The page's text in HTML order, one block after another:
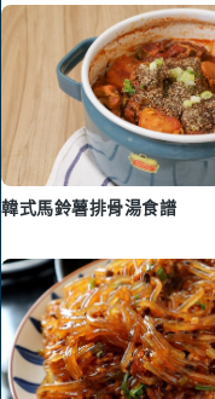
韓式馬鈴薯排骨湯食譜